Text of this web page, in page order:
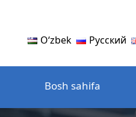
Oʻzbek Русский
Bosh sahifa